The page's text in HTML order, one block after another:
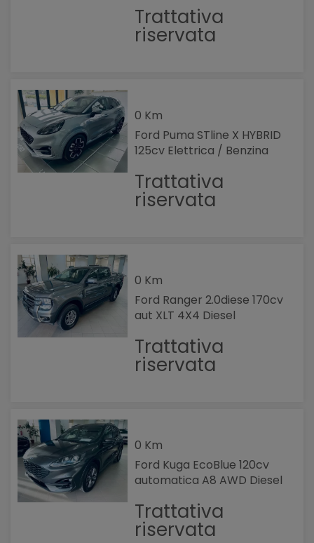
Trattativa
riservata
0 Km
Ford Puma STline X HYBRID
125cv Elettrica / Benzina
Trattativa
riservata
0 Km
Ford Ranger 2.0diese 170cv
aut XLT 4X4 Diesel
Trattativa
riservata
0 Km
Ford Kuga EcoBlue 120cv
automatica A8 AWD Diesel
Trattativa
riservata